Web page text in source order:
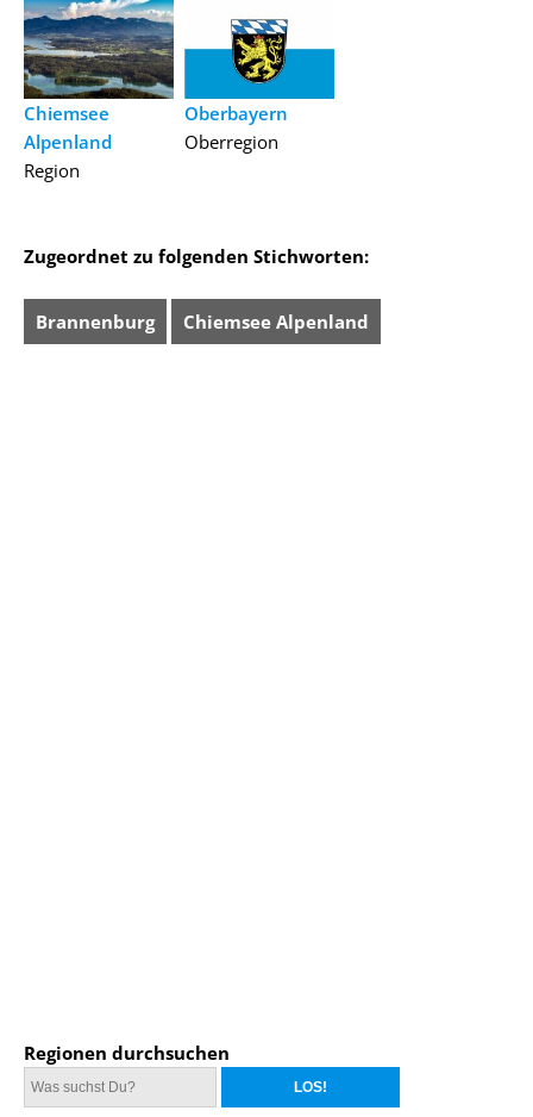
Chiemsee
Alpenland
Region
Oberbayern
Oberregion
Zugeordnet zu folgenden Stichworten:
Brannenburg Chiemsee Alpenland
Regionen durchsuchen